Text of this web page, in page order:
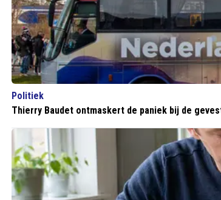
Politiek
Thierry Baudet ontmaskert de paniek bij de